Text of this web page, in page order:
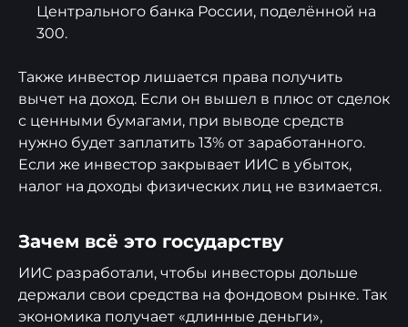
Центрального банка России, поделённой на
300.
Также инвестор лишается права получить
вычет на доход. Если он вышел в плюс от сделок
с ценными бумагами, при выводе средств
нужно будет заплатить 13% от заработанного.
Если же инвестор закрывает ИИС в убыток,
налог на доходы физических лиц не взимается.
Зачем всё это государству
ИИС разработали, чтобы инвесторы дольше
держали свои средства на фондовом рынке. Так
экономика получает «длинные деньги»,